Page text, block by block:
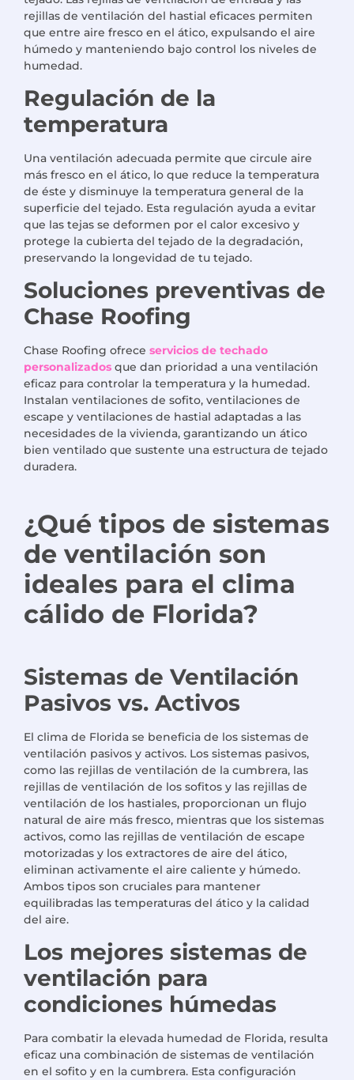
rejillas de ventilación del hastial eficaces permiten
que entre aire fresco en el ático, expulsando el aire
húmedo y manteniendo bajo control los niveles de
humedad.
Regulación de la
temperatura
Una ventilación adecuada permite que circule aire
más fresco en el ático, lo que reduce la temperatura
de éste y disminuye la temperatura general de la
superficie del tejado. Esta regulación ayuda a evitar
que las tejas se deformen por el calor excesivo y
protege la cubierta del tejado de la degradación,
preservando la longevidad de tu tejado.
Soluciones preventivas de
Chase Roofing
Chase Roofing ofrece servicios de techado
personalizados que dan prioridad a una ventilación
eficaz para controlar la temperatura y la humedad.
Instalan ventilaciones de sofito, ventilaciones de
escape y ventilaciones de hastial adaptadas a las
necesidades de la vivienda, garantizando un ático
bien ventilado que sustente una estructura de tejado
duradera.
¿Qué tipos de sistemas
de ventilación son
ideales para el clima
cálido de Florida?
Sistemas de Ventilación
Pasivos vs. Activos
El clima de Florida se beneficia de los sistemas de
ventilación pasivos y activos. Los sistemas pasivos,
como las rejillas de ventilación de la cumbrera, las
rejillas de ventilación de los sofitos y las rejillas de
ventilación de los hastiales, proporcionan un flujo
natural de aire más fresco, mientras que los sistemas
activos, como las rejillas de ventilación de escape
motorizadas y los extractores de aire del ático,
eliminan activamente el aire caliente y húmedo.
Ambos tipos son cruciales para mantener
equilibradas las temperaturas del ático y la calidad
del aire.
Los mejores sistemas de
ventilación para
condiciones húmedas
Para combatir la elevada humedad de Florida, resulta
eficaz una combinación de sistemas de ventilación
en el sofito y en la cumbrera. Esta configuración